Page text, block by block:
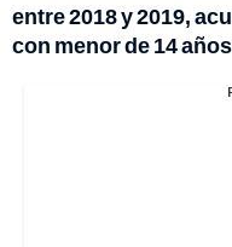
entre 2018 y 2019,
con menor de 14